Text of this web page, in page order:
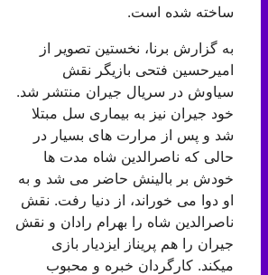
ساخته شده است.
به گزارش برنا، نخستین تصویر از
امیرحسین فتحی بازیگر نقش
سیاوش در سریال جیران منتشر شد.
خود جیران نیز به بیماری سل مبتلا
شد و پس از مرارت های بسیار در
حالی که ناصرالدین شاه مدت ها
خودش بر بالینش حاضر می شد و به
او دوا می خوراند، از دنیا رفت. نقش
ناصرالدین شاه را بهرام رادان و نقش
جیران را هم پریناز ایزدیار بازی
میکند. کارگردان خبره و محبوب